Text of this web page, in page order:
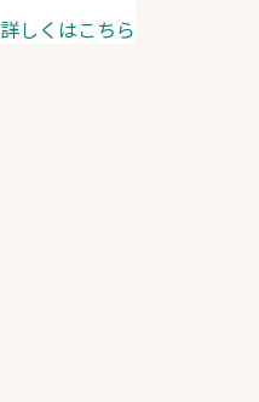
詳しくはこちら